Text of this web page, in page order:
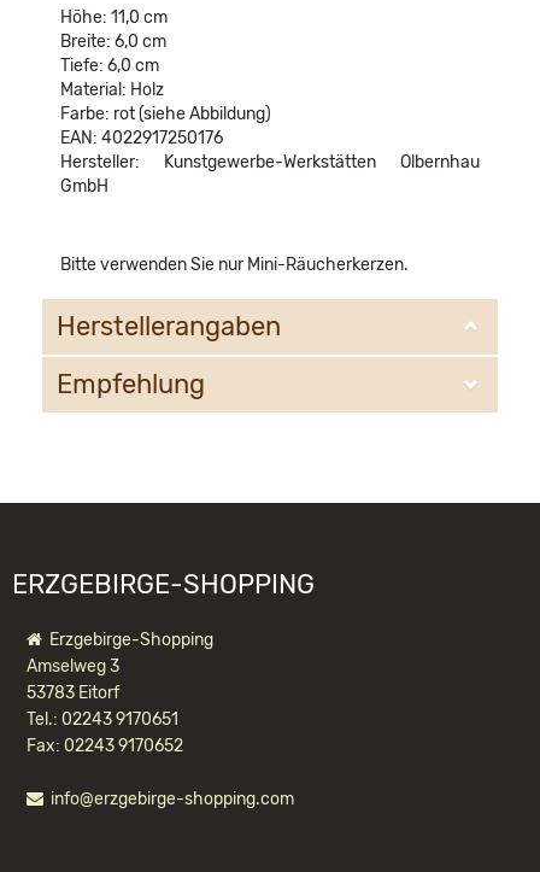
Höhe: 11,0 cm
Breite: 6,0 cm
Tiefe: 6,0 cm
Material: Holz
Farbe: rot (siehe Abbildung)
EAN: 4022917250176
Hersteller: Kunstgewerbe-Werkstätten Olbernhau
GmbH
Bitte verwenden Sie nur Mini-Räucherkerzen.
Herstellerangaben
KWO Kunstgewerbe-Werkstätten Olbernhau GmbH
Empfehlung
ERZGEBIRGE-SHOPPING
Erzgebirge-Shopping
Amselweg 3
53783 Eitorf
Tel.: 02243 9170651
Fax: 02243 9170652
info@erzgebirge-shopping.com